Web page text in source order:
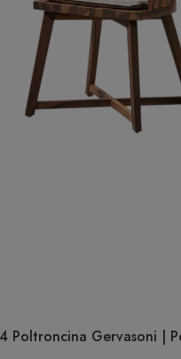
Poltroncina Gervasoni |